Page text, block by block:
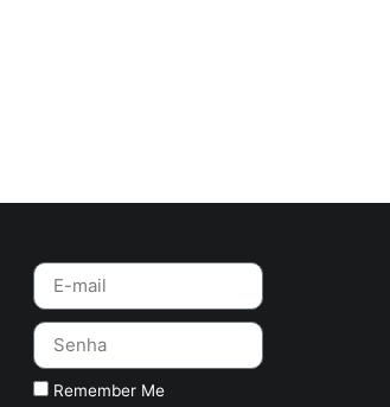
Remember Me